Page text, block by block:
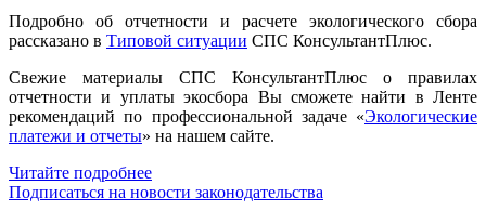
Подробно об отчетности и расчете экологического сбора
рассказано в Типовой ситуации СПС КонсультантПлюс.
Свежие материалы СПС КонсультантПлюс о правилах
отчетности и уплаты экосбора Вы сможете найти в Ленте
рекомендаций по профессиональной задаче «Экологические
платежи и отчеты» на нашем сайте.
Читайте подробнее
Подписаться на новости законодательства